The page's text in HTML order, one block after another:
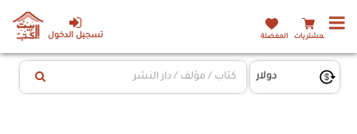
تسجيل الدخول المشتريات المفضلة